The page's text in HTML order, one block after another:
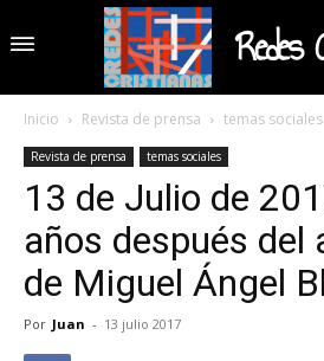
Redes
Inicio Revista de prensa temas sociales
Revista de prensa temas sociales
13 de Julio de
años después del
de Miguel Ángel
Por Juan - 13 julio 2017